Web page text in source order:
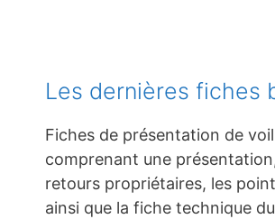
Les dernières fiches
Fiches de présentation de
comprenant une
retours propriétaires, les
ainsi que la fiche technique